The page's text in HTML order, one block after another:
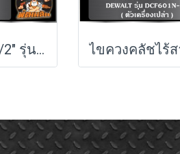
ก้านต่อลูกบ๊อกซ์ 1/2" รุ่น DW2547IR G DEWALT